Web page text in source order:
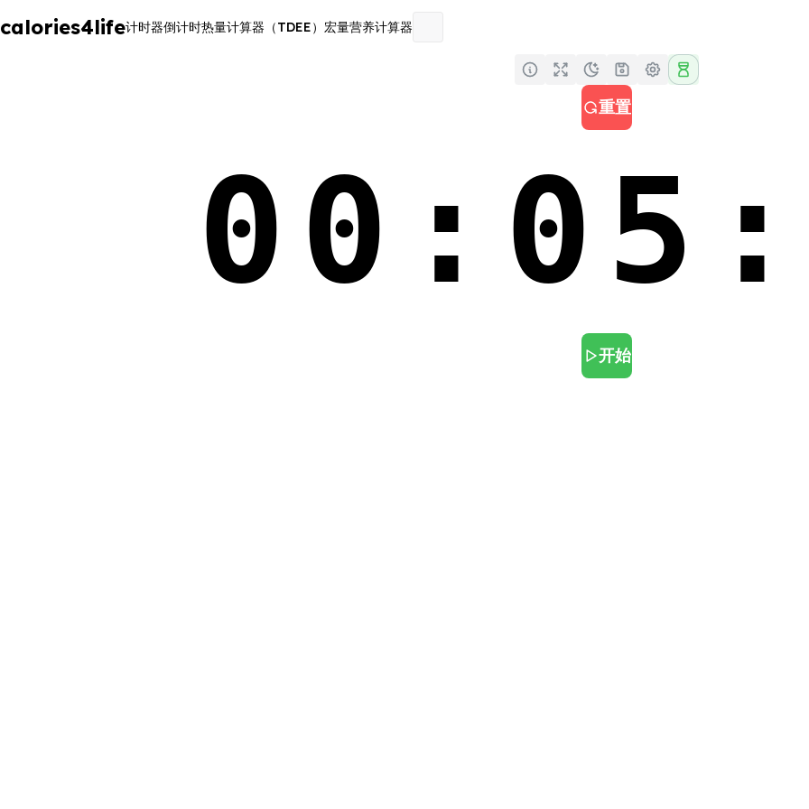
calories4life计时器倒计时热量计算器（TDEE） 宏量营养计算器
重置
开始